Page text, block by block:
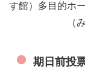
す館）多目的ホ
（みやき町
期日前投